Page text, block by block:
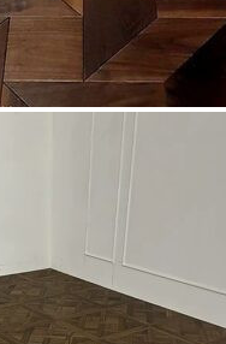
царапин. Полы,
для локального